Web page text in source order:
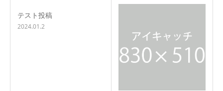
テスト投稿
2024.01.2